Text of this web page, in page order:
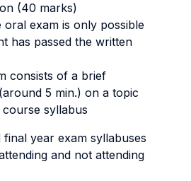
(40 marks)
oral exam is only possible
has passed the written
consists of a brief
5 min.) on a topic
syllabus
year exam syllabuses
and not attending